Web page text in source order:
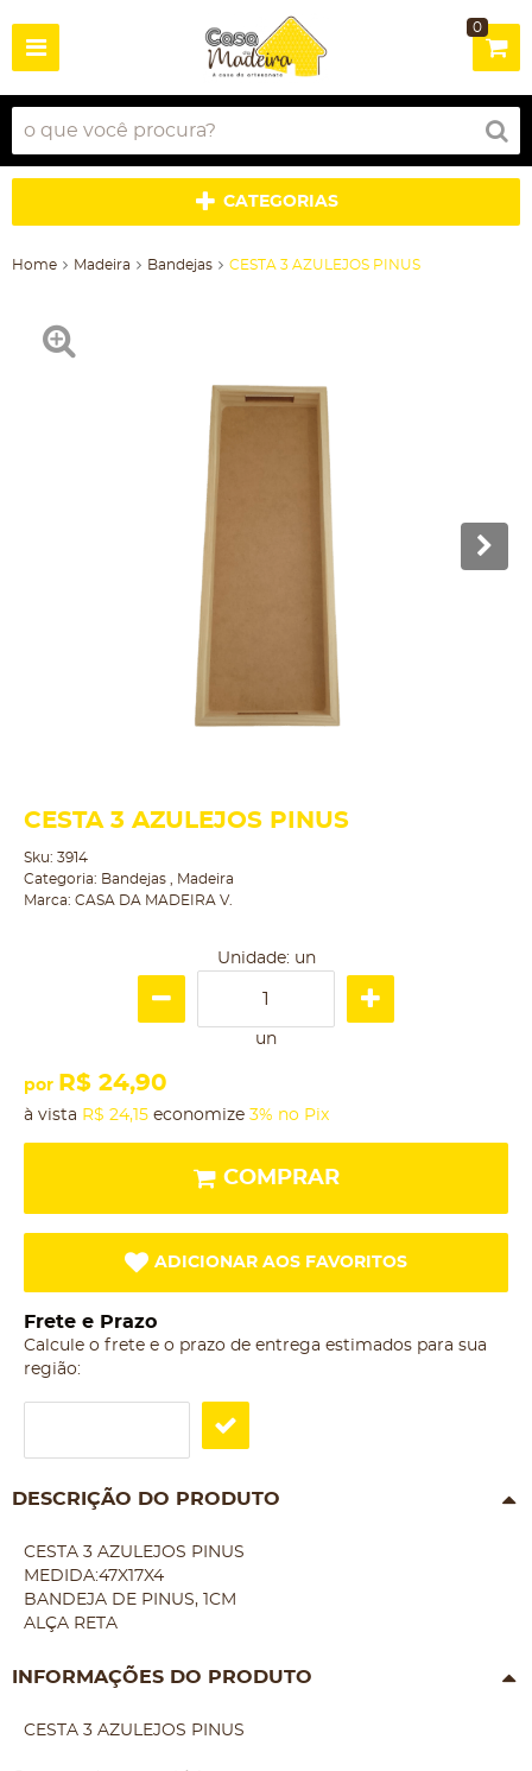
0
CATEGORIAS
Home Madeira Bandejas CESTA 3 AZULEJOS PINUS
CESTA 3 AZULEJOS PINUS
Sku: 3914
Categoria: Bandejas
Madeira
Marca: CASA DA MADEIRA V.
Unidade: un
un
por R$ 24,90
à vista R$ 24,15 economize 3% no Pix
COMPRAR
ADICIONAR AOS FAVORITOS
Frete e Prazo
Calcule o frete e o prazo de entrega estimados para sua
região:
DESCRIÇÃO DO PRODUTO
CESTA 3 AZULEJOS PINUS
MEDIDA:47X17X4
BANDEJA DE PINUS, 1CM
ALÇA RETA
INFORMAÇÕES DO PRODUTO
CESTA 3 AZULEJOS PINUS